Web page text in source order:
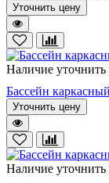
Уточнить цену
Наличие уточнить
Бассейн
Уточнить цену
Наличие уточнить